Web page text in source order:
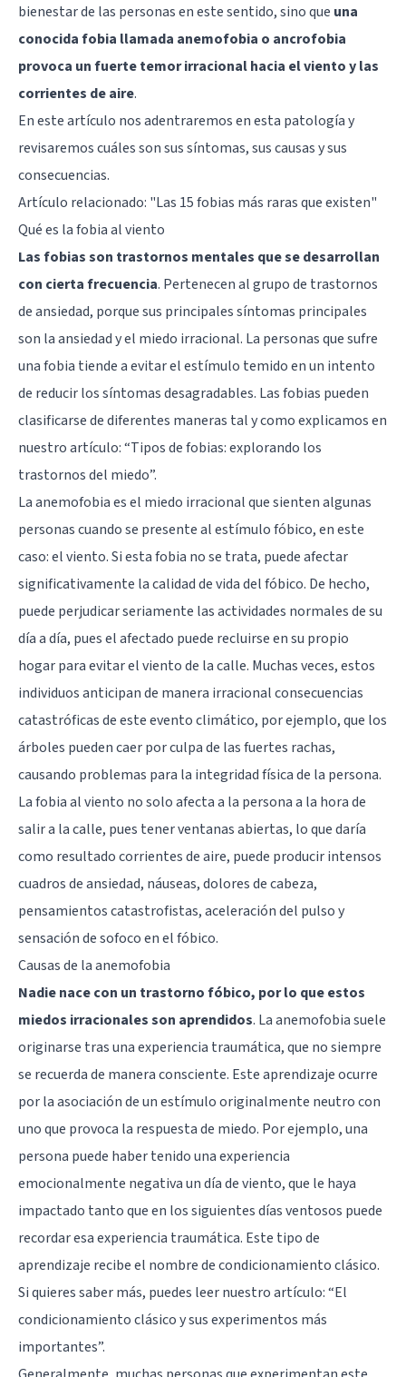
bienestar de las personas en este sentido, sino que una
conocida fobia llamada anemofobia o ancrofobia
provoca un fuerte temor irracional hacia el viento y las
corrientes de aire.
En este artículo nos adentraremos en esta patología y
revisaremos cuáles son sus síntomas, sus causas y sus
consecuencias.
Artículo relacionado: "Las 15 fobias más raras que existen"
Qué es la fobia al viento
Las fobias son trastornos mentales que se desarrollan
con cierta frecuencia. Pertenecen al grupo de trastornos
de ansiedad, porque sus principales síntomas principales
son la ansiedad y el miedo irracional. La personas que sufre
una fobia tiende a evitar el estímulo temido en un intento
de reducir los síntomas desagradables. Las fobias pueden
clasificarse de diferentes maneras tal y como explicamos en
nuestro artículo:“Tipos de fobias: explorando los
trastornos del miedo”.
La anemofobia es el miedo irracional que sienten algunas
personas cuando se presente al estímulo fóbico, en este
caso: el viento. Si esta fobia no se trata, puede afectar
significativamente la calidad de vida del fóbico. De hecho,
puede perjudicar seriamente las actividades normales de su
día a día, pues el afectado puede recluirse en su propio
hogar para evitar el viento de la calle. Muchas veces, estos
individuos anticipan de manera irracional consecuencias
catastróficas de este evento climático, por ejemplo, que los
árboles pueden caer por culpa de las fuertes rachas,
causando problemas para la integridad física de la persona.
La fobia al viento no solo afecta a la persona a la hora de
salir a la calle, pues tener ventanas abiertas, lo que daría
como resultado corrientes de aire, puede producir intensos
cuadros de ansiedad, náuseas, dolores de cabeza,
pensamientos catastrofistas, aceleración del pulso y
sensación de sofoco en el fóbico.
Causas de la anemofobia
Nadie nace con un trastorno fóbico, por lo que estos
miedos irracionales son aprendidos. La anemofobia suele
originarse tras una experiencia traumática, que no siempre
se recuerda de manera consciente. Este aprendizaje ocurre
por la asociación de un estímulo originalmente neutro con
uno que provoca la respuesta de miedo. Por ejemplo, una
persona puede haber tenido una experiencia
emocionalmente negativa un día de viento, que le haya
impactado tanto que en los siguientes días ventosos puede
recordar esa experiencia traumática. Este tipo de
aprendizaje recibe el nombre de condicionamiento clásico.
Si quieres saber más, puedes leer nuestro artículo:“El
condicionamiento clásico y sus experimentos más
importantes”.